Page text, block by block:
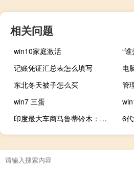
相关问题
win10家庭激活
“
记账凭证汇总表怎么填写
东北冬天被子怎么买
管
win7 三蛋
印度最大车商马鲁蒂铃木：目标到2031年将年产量翻番至近400万辆
6